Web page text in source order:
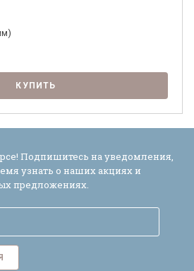
с
персональных данных и
на их обработку.
КУПИТЬ
Подпишитесь на уведомления,
узнать о наших акциях и
предложениях.